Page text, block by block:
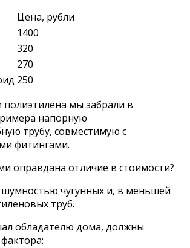
Цена, рубли
1400
320
270
250
мы забрали в
напорную
трубу, совместимую с
фитингами.
оправдана отличие в стоимости?
чугунных и, в меньшей
труб.
обладателю дома, должны